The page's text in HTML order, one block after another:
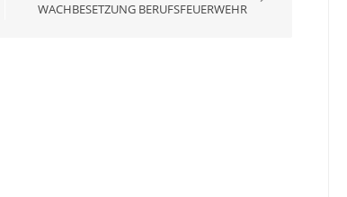
WACHBESETZUNG BERUFSFEUERWEHR